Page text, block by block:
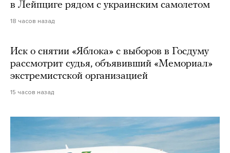
в Лейпциге рядом с украинским самолетом
18 часов назад
Иск о снятии «Яблока» с выборов в Госдуму
рассмотрит судья, объявивший «Мемориал»
экстремистской организацией
15 часов назад